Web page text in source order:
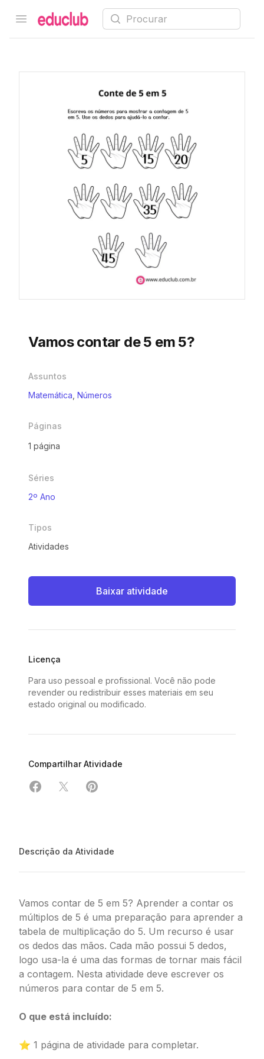
Open menu
Educlub Procurar
Vamos contar de 5 em 5?
Assuntos
Matemática Números
Páginas
1 página
Séries
2º Ano
Tipos
Atividades
Baixar atividade
Licença
Para uso pessoal e profissional. Você não pode
revender ou redistribuir esses materiais em seu
estado original ou modificado.
Compartilhar Atividade
Compartilhar em Facebook
Compartilhar em X
Compartilhar em Pinterest
Descrição da Atividade
Vamos contar de 5 em 5? Aprender a contar os
múltiplos de 5 é uma preparação para aprender a
tabela de multiplicação do 5. Um recurso é usar
os dedos das mãos. Cada mão possui 5 dedos,
logo usa-la é uma das formas de tornar mais fácil
a contagem. Nesta atividade deve escrever os
números para contar de 5 em 5.
O que está incluído:
⭐ 1 página de atividade para completar.